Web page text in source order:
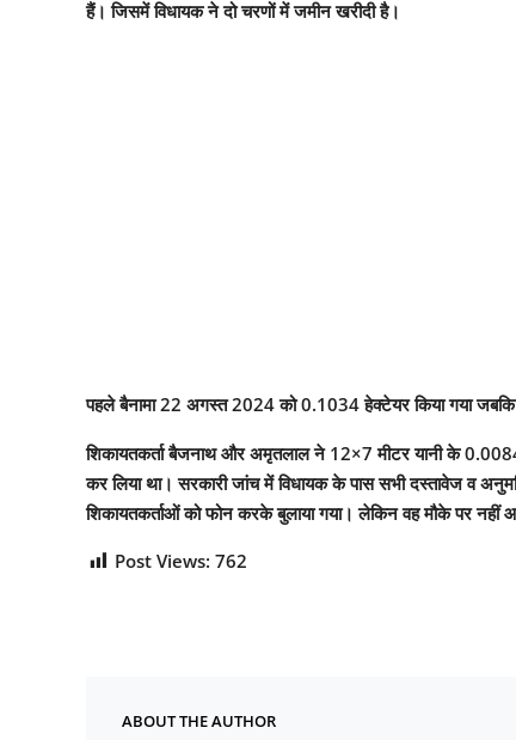
हैं। जिसमें विधायक ने दो चरणों में जमीन खरीदी है।
पहले बैनामा 22 अगस्त 2024 को 0.1034 हेक्टेयर किया गया
शिकायतकर्ता बैजनाथ और अमृतलाल ने 12×7 मीटर यानी के 0.0084
कर लिया था। सरकारी जांच में विधायक के पास सभी दस्तावेज व
शिकायतकर्ताओं को फोन करके बुलाया गया। लेकिन वह मौके पर
Post Views: 762
ABOUT THE AUTHOR